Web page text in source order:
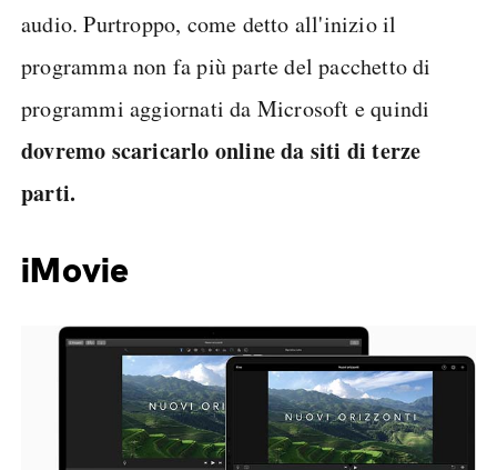
audio. Purtroppo, come detto all'inizio il
programma non fa più parte del pacchetto di
programmi aggiornati da Microsoft e quindi
dovremo scaricarlo online da siti di terze
parti.
iMovie